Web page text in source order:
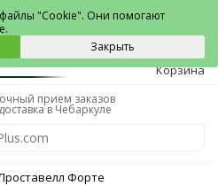
0
Корзина
прием заказов
в Чебаркуле
Форте
"Cookie". Они помогают
Закрыть